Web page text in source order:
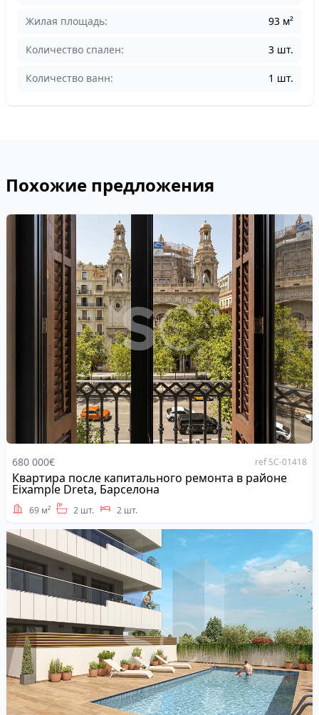
Жилая площадь: 93 м²
Количество спален: 3 шт.
Количество ванн: 1 шт.
Похожие предложения
680 000€ ref SC-01418
Address
Квартира после капитального ремонта в районе
Eixample Dreta, Барселона
69 м² 2 шт. 2 шт.